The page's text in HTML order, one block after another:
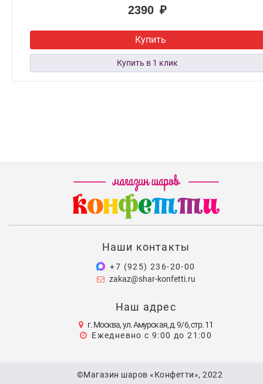
2390 ₽
Купить
Наши контакты
+7 (925) 236-20-00
zakaz@shar-konfetti.ru
Наш адрес
г. Москва, ул. Амурская, д. 9/6, стр. 11
Ежедневно с 9:00 до 21:00
©Магазин шаров «Конфетти», 2022